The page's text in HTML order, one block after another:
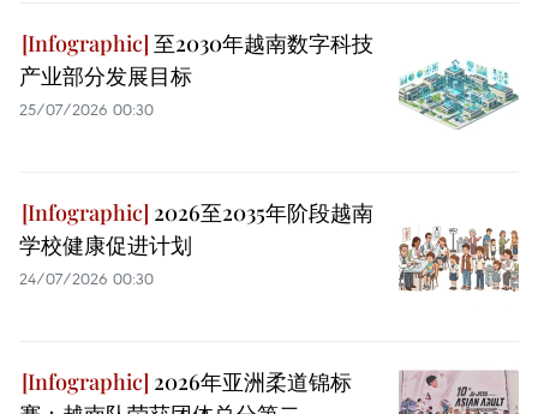
至2030年越南数字科技
产业部分发展目标
25/07/2026 00:30
2026至2035年阶段越南
学校健康促进计划
24/07/2026 00:30
2026年亚洲柔道锦标